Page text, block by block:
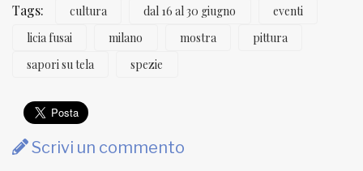
Tags: cultura dal 16 al 30 giugno
eventi
licia fusai
milano mostra
pittura
sapori su tela
spezie
Scrivi un commento